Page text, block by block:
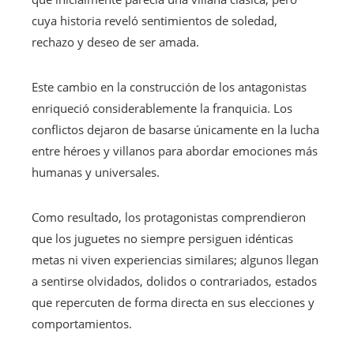
cuya historia reveló sentimientos de soledad,
rechazo y deseo de ser amada.
Este cambio en la construcción de los antagonistas
enriqueció considerablemente la franquicia. Los
conflictos dejaron de basarse únicamente en la lucha
entre héroes y villanos para abordar emociones más
humanas y universales.
Como resultado, los protagonistas comprendieron
que los juguetes no siempre persiguen idénticas
metas ni viven experiencias similares; algunos llegan
a sentirse olvidados, dolidos o contrariados, estados
que repercuten de forma directa en sus elecciones y
comportamientos.